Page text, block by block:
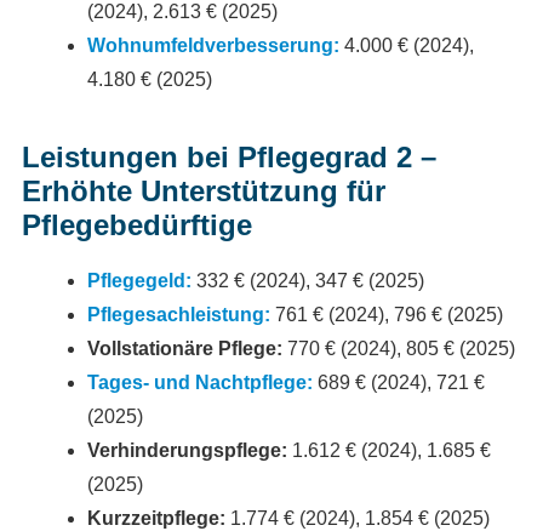
(2024), 2.613 € (2025)
Wohnumfeldverbesserung: 4.000 € (2024),
4.180 € (2025)
Leistungen bei Pflegegrad 2 –
Erhöhte Unterstützung für
Pflegebedürftige
Pflegegeld: 332 € (2024), 347 € (2025)
Pflegesachleistung: 761 € (2024), 796 € (2025)
Vollstationäre Pflege: 770 € (2024), 805 € (2025)
Tages- und Nachtpflege: 689 € (2024), 721 €
(2025)
Verhinderungspflege: 1.612 € (2024), 1.685 €
(2025)
Kurzzeitpflege: 1.774 € (2024), 1.854 € (2025)